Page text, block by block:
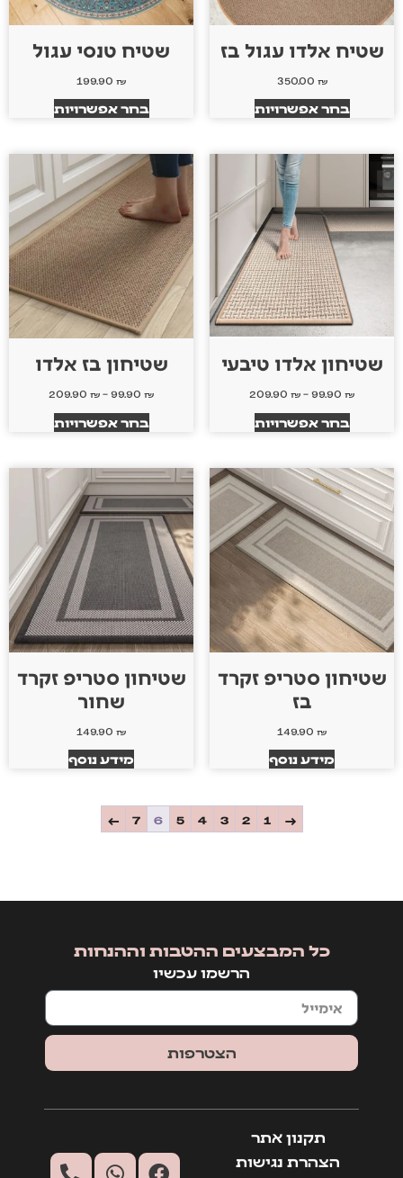
שטיח אלדו עגול בז
350.00 ₪
בחר אפשרויות
שטיח טנסי עגול
199.90 ₪
בחר אפשרויות
שטיחון אלדו טיבעי
99.90 ₪
–
209.90 ₪
בחר אפשרויות
שטיחון בז אלדו
99.90 ₪
–
209.90 ₪
בחר אפשרויות
שטיחון סטריפ זקרד
בז
149.90 ₪
מידע נוסף
שטיחון סטריפ זקרד
שחור
149.90 ₪
מידע נוסף
→
1
2
3
4
5
6
7
←
כל המבצעים ההטבות וההנחות
הרשמו עכשיו
הצטרפות
תקנון אתר
הצהרת נגישות